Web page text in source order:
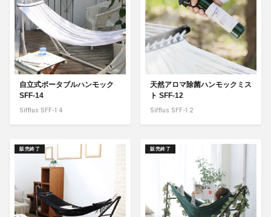
自立式ポータブルハンモック
SFF-14
Sifflus SFF-14
天然アロマ除菌ハンモックミス
ト SFF-12
Sifflus SFF-12
販売終了 販売終了